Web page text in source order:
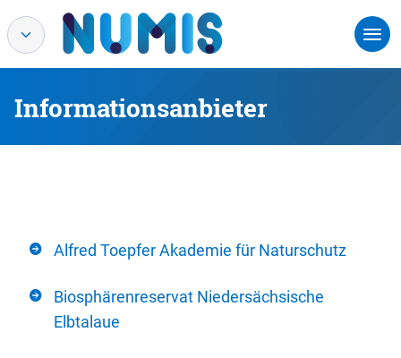
Informationsanbieter
Alfred Toepfer Akademie für Naturschutz
Biosphärenreservat Niedersächsische
Elbtalaue